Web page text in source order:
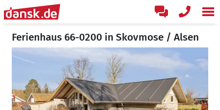
Ferienhaus 66-0200 in Skovmose / Alsen